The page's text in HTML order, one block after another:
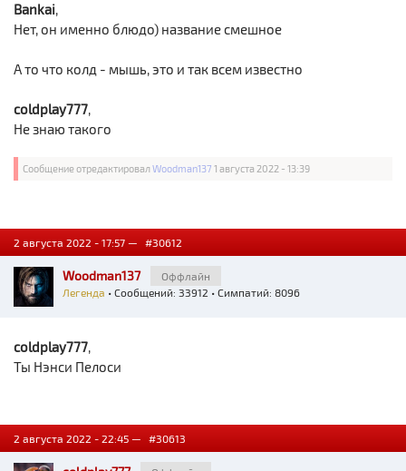
Bankai,
Нет, он именно блюдо) название смешное
А то что колд - мышь, это и так всем известно
coldplay777,
Не знаю такого
Сообщение отредактировалWoodman137 1 августа 2022 - 13:39
2 августа 2022 - 17:57 — #30612
Woodman137
Оффлайн
Легенда • Сообщений: 33912 • Симпатий: 8096
coldplay777,
Ты Нэнси Пелоси
2 августа 2022 - 22:45 — #30613